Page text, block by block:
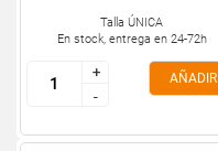
Talla ÚNICA
En stock, entrega en 24-72h
+
-
+
-
AÑADIR